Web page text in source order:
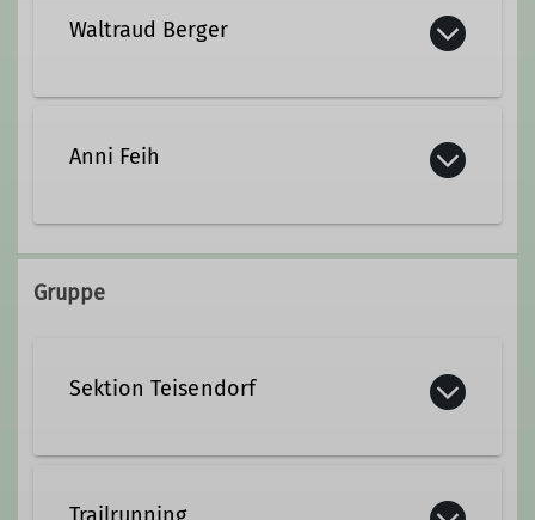
Waltraud Berger
Kletterbetreuer*in Breitensport
Anni Feih
+49 8681 479360
Gruppe
Sektion Teisendorf